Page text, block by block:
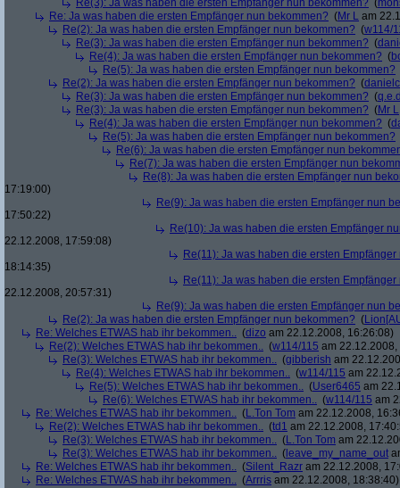
Re(3): Ja was haben die ersten Empfänger nun bekommen? (
Re: Ja was haben die ersten Empfänger nun bekommen? (Mr L am
Re(2): Ja was haben die ersten Empfänger nun bekommen? (w114/
Re(3): Ja was haben die ersten Empfänger nun bekommen? (
Re(4): Ja was haben die ersten Empfänger nun bekommen? (
Re(5): Ja was haben die ersten Empfänger nun bekommen?
Re(2): Ja was haben die ersten Empfänger nun bekommen? (
Re(3): Ja was haben die ersten Empfänger nun bekommen? (
Re(3): Ja was haben die ersten Empfänger nun bekommen? (Mr L
Re(4): Ja was haben die ersten Empfänger nun bekommen? (
Re(5): Ja was haben die ersten Empfänger nun bekommen?
Re(6): Ja was haben die ersten Empfänger nun
Re(7): Ja was haben die ersten Empfänger nun
Re(8): Ja was haben die ersten Empfänger nun
17:19:00)
Re(9): Ja was haben die ersten Empfänger nun
17:50:22)
Re(10): Ja was haben die ersten Empfänger
22.12.2008, 17:59:08)
Re(11): Ja was haben die ersten
18:14:35)
Re(11): Ja was haben die ersten
22.12.2008, 20:57:31)
Re(9): Ja was haben die ersten Empfänger nun
Re(2): Ja was haben die ersten Empfänger nun bekommen? (
Re: Welches ETWAS hab ihr bekommen.. (dizo am 22.12.2008, 16:26:08)
Re(2): Welches ETWAS hab ihr bekommen.. (w114/115 am
Re(3): Welches ETWAS hab ihr bekommen.. (gibberish am
Re(4): Welches ETWAS hab ihr bekommen.. (w114/115 am
Re(5): Welches ETWAS hab ihr bekommen.. (User6465 am
Re(6): Welches ETWAS hab ihr bekommen.. (w114/115 am
Re: Welches ETWAS hab ihr bekommen.. (L.Ton Tom am 22.12.2008,
Re(2): Welches ETWAS hab ihr bekommen.. (td1 am 22.12.2008,
Re(3): Welches ETWAS hab ihr bekommen.. (L.Ton Tom am
Re(3): Welches ETWAS hab ihr bekommen.. ( leave_my_name_out
Re: Welches ETWAS hab ihr bekommen.. (Silent_Razr am 22.12.2008,
Re: Welches ETWAS hab ihr bekommen.. (Arrris am 22.12.2008, 18:38:40)